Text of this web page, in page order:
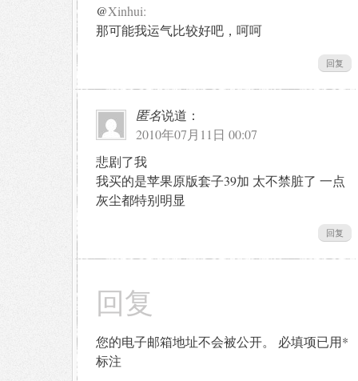
@Xinhui:
那可能我运气比较好吧，呵呵
回复
匿名说道：
2010年07月11日 00:07
悲剧了我
我买的是苹果原版套子39加 太不禁脏了 一点
灰尘都特别明显
回复
回复
您的电子邮箱地址不会被公开。 必填项已用*
标注